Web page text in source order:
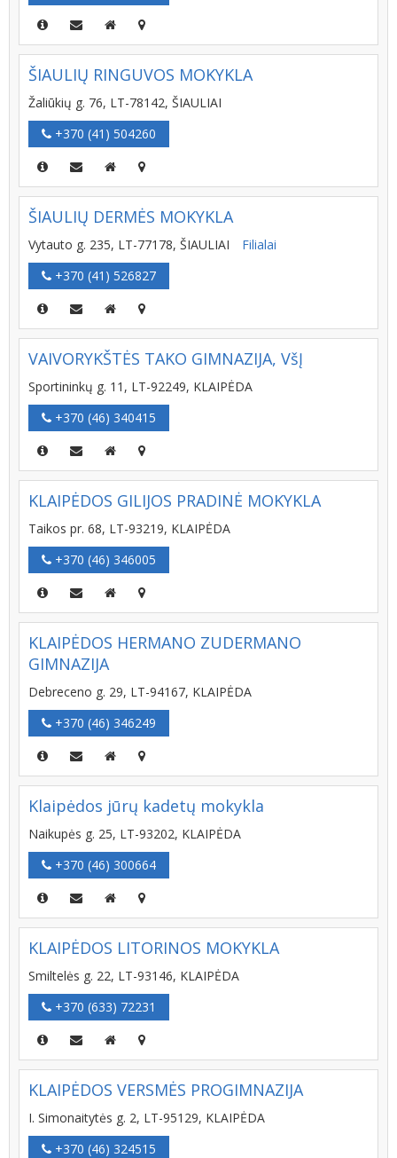
ŠIAULIŲ RINGUVOS MOKYKLA
Žaliūkių g. 76, LT-78142, ŠIAULIAI
+370 (41) 504260
ŠIAULIŲ DERMĖS MOKYKLA
Vytauto g. 235, LT-77178, ŠIAULIAI
Filialai
+370 (41) 526827
VAIVORYKŠTĖS TAKO GIMNAZIJA, VšĮ
Sportininkų g. 11, LT-92249, KLAIPĖDA
+370 (46) 340415
KLAIPĖDOS GILIJOS PRADINĖ MOKYKLA
Taikos pr. 68, LT-93219, KLAIPĖDA
+370 (46) 346005
KLAIPĖDOS HERMANO ZUDERMANO
GIMNAZIJA
Debreceno g. 29, LT-94167, KLAIPĖDA
+370 (46) 346249
Klaipėdos jūrų kadetų mokykla
Naikupės g. 25, LT-93202, KLAIPĖDA
+370 (46) 300664
KLAIPĖDOS LITORINOS MOKYKLA
Smiltelės g. 22, LT-93146, KLAIPĖDA
+370 (633) 72231
KLAIPĖDOS VERSMĖS PROGIMNAZIJA
I. Simonaitytės g. 2, LT-95129, KLAIPĖDA
+370 (46) 324515